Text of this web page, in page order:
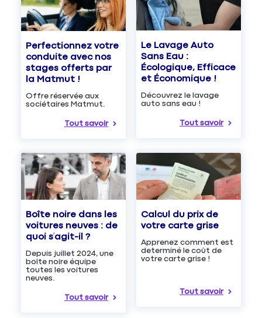
Perfectionnez votre
conduite avec nos
stages offerts par
la Matmut !
Offre réservée aux
sociétaires Matmut.
Tout savoir
Le Lavage Auto
Sans Eau :
Écologique, Efficace
et Économique !
Découvrez le lavage
auto sans eau !
Tout savoir
Boîte noire dans les
voitures neuves : de
quoi s’agit-il ?
Depuis juillet 2024, une
boîte noire équipe
toutes les voitures
neuves.
Tout savoir
Calcul du prix de
votre carte grise
Apprenez comment est
determiné le coût de
votre carte grise !
Tout savoir